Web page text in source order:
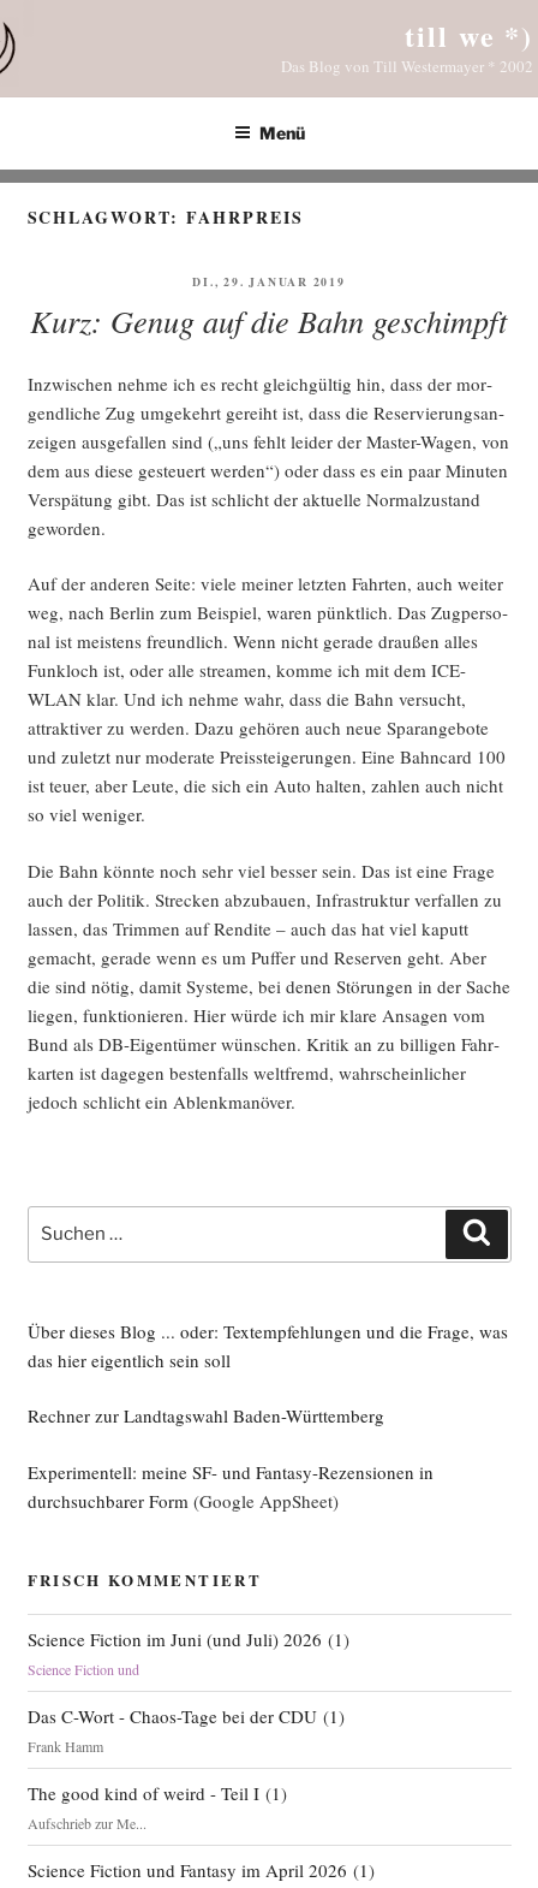
Inhalt
springen
till we *)
Das Blog von Till Westermayer * 2002
Menü
SCHLAGWORT:FAHRPREIS
VERÖFFENTLICHT
DI., 29. JANUAR 2019
Kurz: Genug auf die Bahn geschimpft
Inzwi­schen neh­me ich es recht gleich­gül­tig hin, dass der mor­
gend­li­che Zug umge­kehrt gereiht ist, dass die Reser­vie­rungs­an­
zei­gen aus­ge­fal­len sind („uns fehlt lei­der der Mas­ter-Wagen, von
dem aus die­se gesteu­ert wer­den“) oder dass es ein paar Minu­ten
Ver­spä­tung gibt. Das ist schlicht der aktu­el­le Nor­mal­zu­stand
geworden.
Auf der ande­ren Sei­te: vie­le mei­ner letz­ten Fahr­ten, auch wei­ter
weg, nach Ber­lin zum Bei­spiel, waren pünkt­lich. Das Zug­per­so­
nal ist meis­tens freund­lich. Wenn nicht gera­de drau­ßen alles
Funk­loch ist, oder alle strea­men, kom­me ich mit dem ICE-
WLAN klar. Und ich neh­me wahr, dass die Bahn ver­sucht,
attrak­ti­ver zu wer­den. Dazu gehö­ren auch neue Spar­an­ge­bo­te
und zuletzt nur mode­ra­te Preis­stei­ge­run­gen. Eine Bahn­card 100
ist teu­er, aber Leu­te, die sich ein Auto hal­ten, zah­len auch nicht
so viel weniger.
Die Bahn könn­te noch sehr viel bes­ser sein. Das ist eine Fra­ge
auch der Poli­tik. Stre­cken abzu­bau­en, Infra­struk­tur ver­fal­len zu
las­sen, das Trim­men auf Ren­di­te – auch das hat viel kaputt
gemacht, gera­de wenn es um Puf­fer und Reser­ven geht. Aber
die sind nötig, damit Sys­te­me, bei denen Stö­run­gen in der Sache
lie­gen, funk­tio­nie­ren. Hier wür­de ich mir kla­re Ansa­gen vom
Bund als DB-Eigen­tü­mer wün­schen. Kri­tik an zu bil­li­gen Fahr­
kar­ten ist dage­gen bes­ten­falls welt­fremd, wahr­schein­li­cher
jedoch schlicht ein Ablenkmanöver.
Suche
nach:
Über dieses Blog ... oder: Textempfehlungen und die Frage, was
das hier eigentlich sein soll
Rechner zur Landtagswahl Baden-Württemberg
Experimentell: meine SF- und Fantasy-Rezensionen in
durchsuchbarer Form (Google AppSheet)
FRISCH KOMMENTIERT
Science Fiction im Juni (und Juli) 2026 (1)
Science Fiction und
Das C-Wort - Chaos-Tage bei der CDU(1)
Frank Hamm
The good kind of weird - Teil I(1)
Aufschrieb zur Me...
Science Fiction und Fantasy im April 2026 (1)